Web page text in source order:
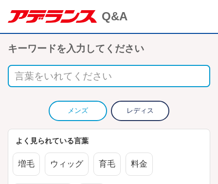
キーワードを入力してください
メンズ レディス
よく見られている言葉
増毛 ウィッグ 育毛 料金